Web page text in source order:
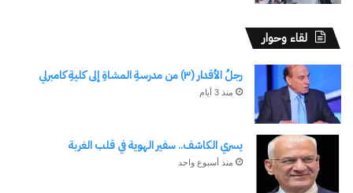
لقاء وحوار
رجلُ الأقدار (٣) من مدرسةِ المشاةِ إلى كليةِ كامبرلي
منذ 3 أيام
يسري الكاشف.. سفير الهوية في قلب الغربة
منذ أسبوع واحد